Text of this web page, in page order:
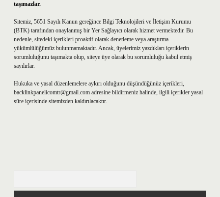
taşımazlar.
Sitemiz, 5651 Sayılı Kanun gereğince Bilgi Teknolojileri ve İletişim Kurumu
(BTK) tarafından onaylanmış bir Yer Sağlayıcı olarak hizmet vermektedir. Bu
nedenle, sitedeki içerikleri proaktif olarak denetleme veya araştırma
yükümlülüğümüz bulunmamaktadır. Ancak, üyelerimiz yazdıkları içeriklerin
sorumluluğunu taşımakta olup, siteye üye olarak bu sorumluluğu kabul etmiş
sayılırlar.
Hukuka ve yasal düzenlemelere aykırı olduğunu düşündüğünüz içerikleri,
backlinkpanelicomtr@gmail.com adresine bildirmeniz halinde, ilgili içerikler yasal
süre içerisinde sitemizden kaldırılacaktır.